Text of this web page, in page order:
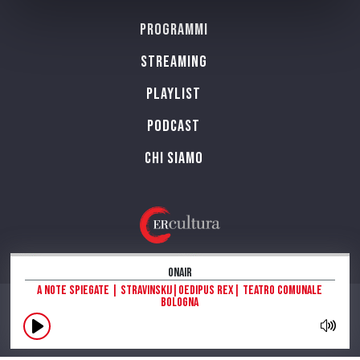
OnAir
A Note Spiegate | Stravinskij|Oedipus Rex| Teatro Comunale
Bologna
Programmi
Streaming
Playlist
PODCAST
Chi siamo